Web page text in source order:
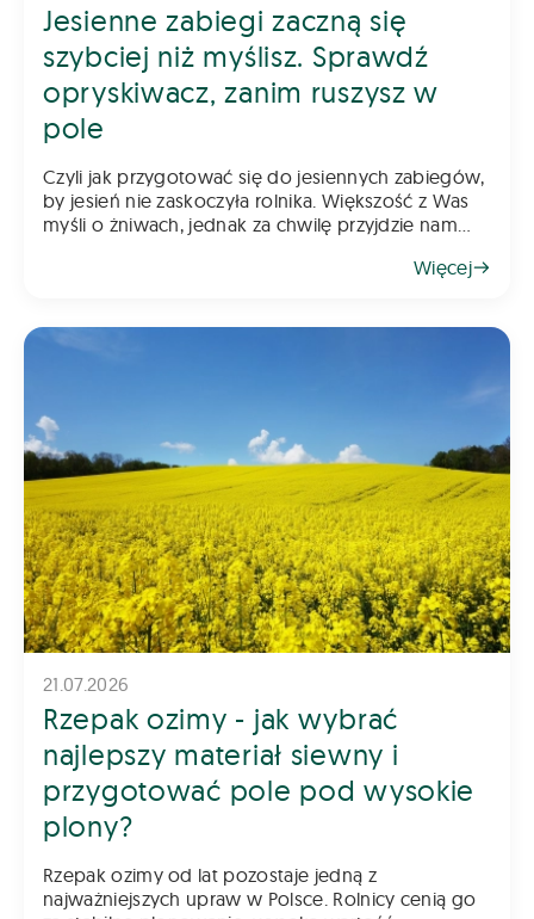
Jesienne zabiegi zaczną się
szybciej niż myślisz. Sprawdź
opryskiwacz, zanim ruszysz w
pole
Czyli jak przygotować się do jesiennych zabiegów,
by jesień nie zaskoczyła rolnika. Większość z Was
myśli o żniwach, jednak za chwilę przyjdzie nam
rzepak wymaga już wczesnej ochrony, a w kole
Więcej
21.07.2026
Rzepak ozimy - jak wybrać
najlepszy materiał siewny i
przygotować pole pod wysokie
plony?
Rzepak ozimy od lat pozostaje jedną z
najważniejszych upraw w Polsce. Rolnicy cenią go